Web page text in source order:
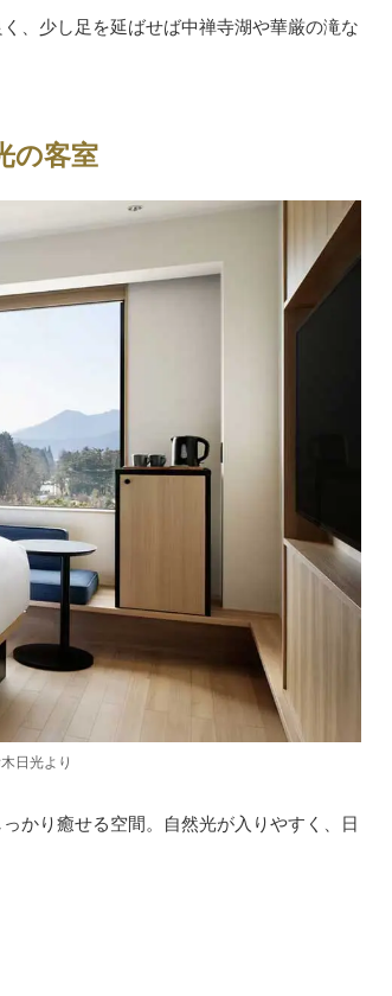
、少し足を延ばせば中禅寺湖や華厳の滝な
の客室
日光より
かり癒せる空間。自然光が入りやすく、日